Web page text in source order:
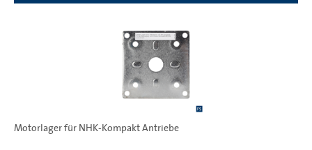
Motorlager für NHK-Kompakt Antriebe